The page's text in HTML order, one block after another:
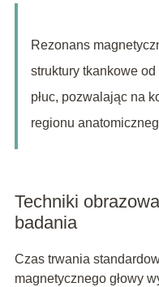
Rezonans
struktury tkankowe
płuc, pozwalając na
regionu
Techniki
badania
Czas trwania
magnetycznego głowy